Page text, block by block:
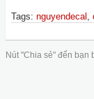
Tags: nguyendecal ,
Nút "Chia sẻ" đến bạn